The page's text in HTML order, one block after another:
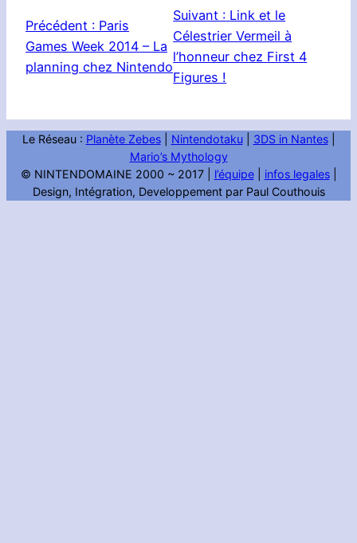
Précédent : Paris
Games Week 2014 – La
planning chez Nintendo
Suivant : Link et le
Célestrier Vermeil à
l’honneur chez First 4
Figures !
Le Réseau : Planète Zebes| Nintendotaku| 3DS in Nantes|
Mario’s Mythology
© NINTENDOMAINE 2000 ~ 2017 | l’équipe| infos legales|
Design, Intégration, Developpement par Paul Couthouis